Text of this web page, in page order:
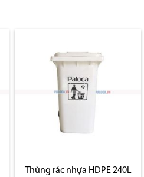
Thùng rác nhựa HDPE 240L